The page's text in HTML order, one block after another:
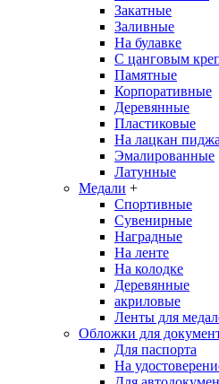
Закатные
Заливные
На булавке
С цанговым
Памятные
Корпоративные
Деревянные
Пластиковые
На лацкан
Эмалированные
Латунные
Медали +
Спортивные
Сувенирные
Наградные
На ленте
На колодке
Деревянные
акриловые
Ленты для
Обложки для
Для паспорта
На